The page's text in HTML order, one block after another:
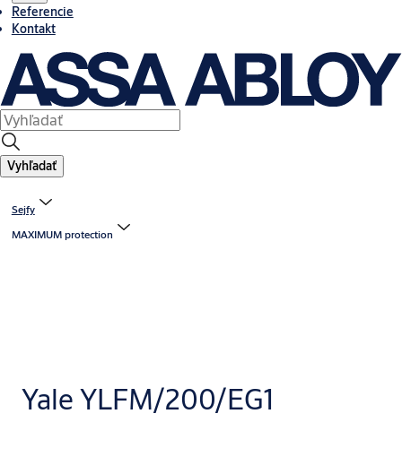
Referencie
Kontakt
Vyhľadať
Sejfy
MAXIMUM protection
Yale YLFM/200/EG1